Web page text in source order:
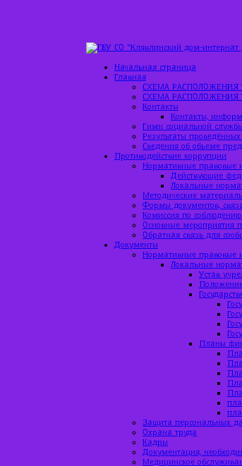
Начальная страница
Главная
СХЕМА
СХЕМА РАСПОЛОЖЕНИЯ
Контакты
Контакты,
Гимн социальной
Результаты
Сведения об объеме
Противодействие коррупции
Нормативные правовые
Действующие
Локальные
Методические
Формы документов,
Комиссия по
Основные мероприятия
Обратная связь для
Документы
Нормативные правовые
Локальные
Устав
Планы
Защита персональных
Охрана труда
Кадры
Документация,
Медицинское